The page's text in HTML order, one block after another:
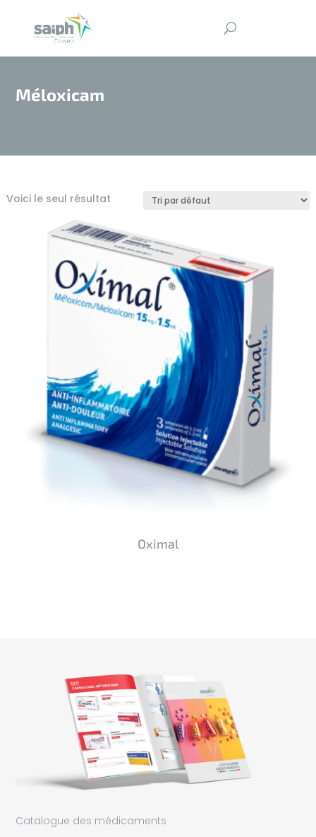
Méloxicam
Voici le seul résultat
Oximal
Catalogue des médicaments